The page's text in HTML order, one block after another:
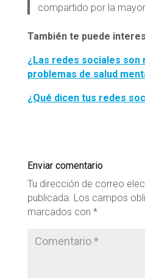
compartido por la
También te puede
¿Las redes sociales son
problemas de salud
¿Qué dicen tus redes
Enviar comentario
Tu dirección de correo
publicada. Los campos
marcados con *